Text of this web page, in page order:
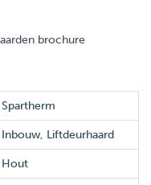
brochure
Spartherm
Inbouw, Liftdeurhaard
Hout